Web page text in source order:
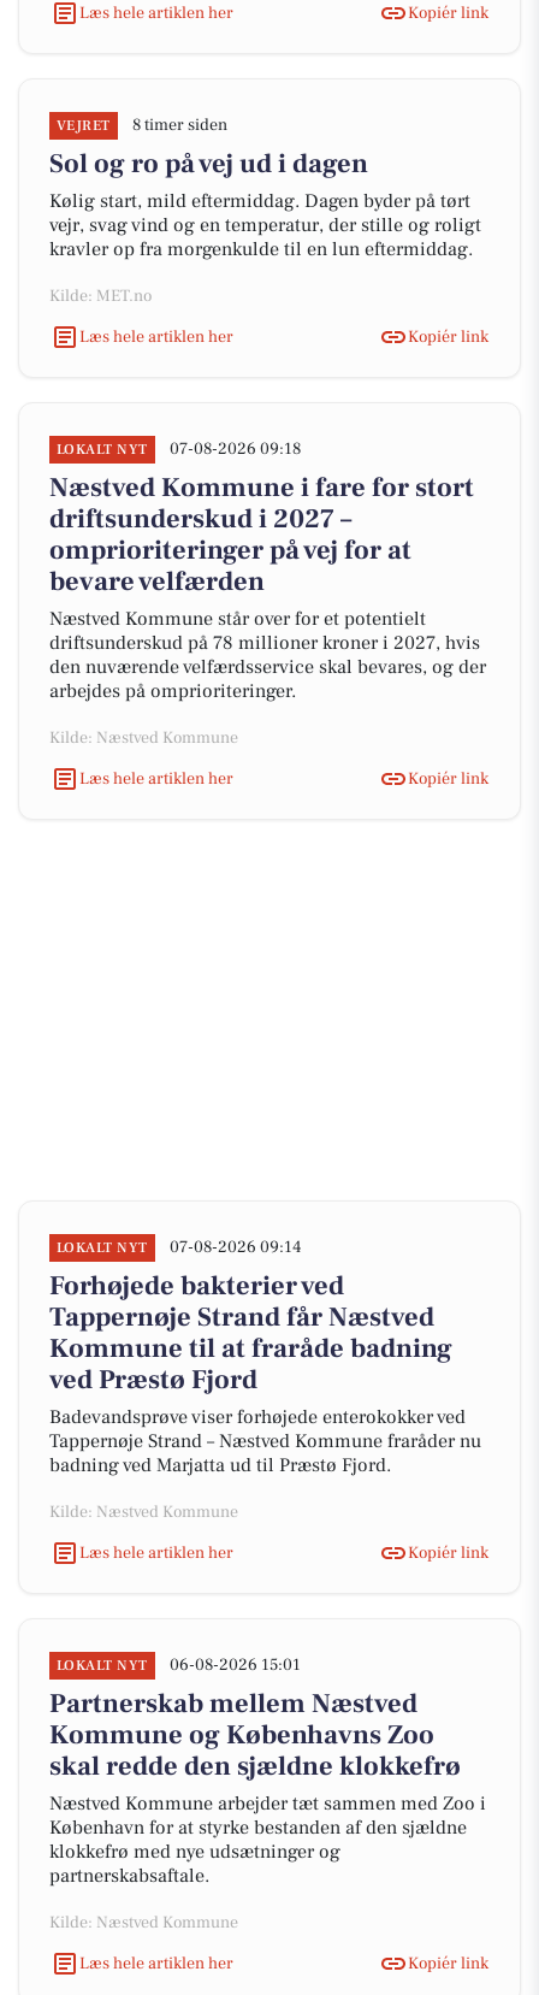
Læs hele artiklen her
Kopiér link
VEJRET 8 timer siden
Sol og ro på vej ud i dagen
Kølig start, mild eftermiddag. Dagen byder på tørt
vejr, svag vind og en temperatur, der stille og roligt
kravler op fra morgenkulde til en lun eftermiddag.
Kilde: MET.no
Læs hele artiklen her
Kopiér link
LOKALT NYT 07-08-2026 09:18
Næstved Kommune i fare for stort
driftsunderskud i 2027 –
omprioriteringer på vej for at
bevare velfærden
Næstved Kommune står over for et potentielt
driftsunderskud på 78 millioner kroner i 2027, hvis
den nuværende velfærdsservice skal bevares, og der
arbejdes på omprioriteringer.
Kilde: Næstved Kommune
Læs hele artiklen her
Kopiér link
LOKALT NYT 07-08-2026 09:14
Forhøjede bakterier ved
Tappernøje Strand får Næstved
Kommune til at fraråde badning
ved Præstø Fjord
Badevandsprøve viser forhøjede enterokokker ved
Tappernøje Strand – Næstved Kommune fraråder nu
badning ved Marjatta ud til Præstø Fjord.
Kilde: Næstved Kommune
Læs hele artiklen her
Kopiér link
LOKALT NYT 06-08-2026 15:01
Partnerskab mellem Næstved
Kommune og Københavns Zoo
skal redde den sjældne klokkefrø
Næstved Kommune arbejder tæt sammen med Zoo i
København for at styrke bestanden af den sjældne
klokkefrø med nye udsætninger og
partnerskabsaftale.
Kilde: Næstved Kommune
Læs hele artiklen her
Kopiér link